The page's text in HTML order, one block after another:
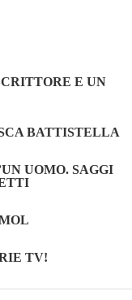
E UN
BATTISTELLA
UOMO. SAGGI
TV!